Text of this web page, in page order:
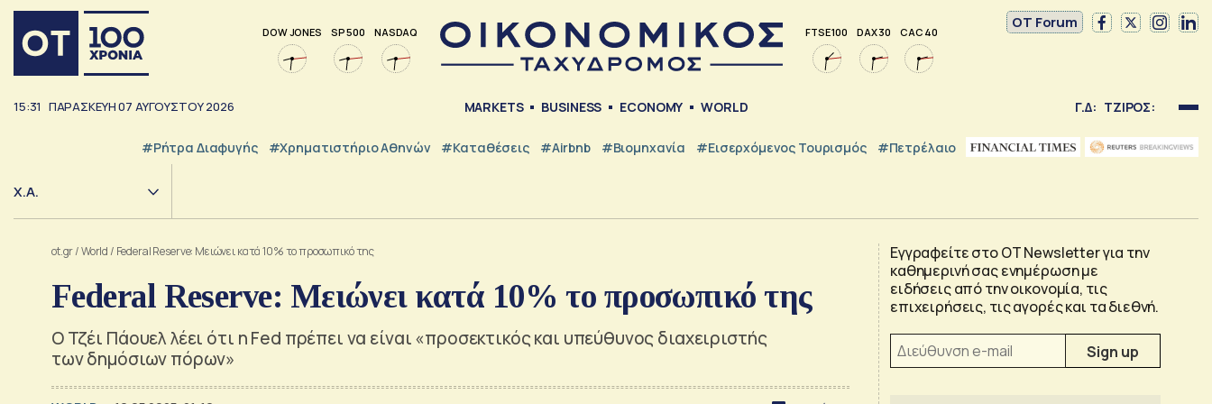
DOW JONES SP 500 NASDAQ FTSE 100 DAX 30 CAC 40
OT Forum
15:31 ΠΑΡΑΣΚΕΥΗ07 ΑΥΓΟΥΣΤΟΥ2026 MARKETS BUSINESS ECONOMY WORLD Γ.Δ: ΤΖΙΡΟΣ:
#ρήτρα Διαφυγής #Χρηματιστήριο Αθηνών #Καταθέσεις #Airbnb #Βιομηχανία #εισερχόμενος Τουρισμός #Πετρέλαιο
Χ.Α.
ot.gr/World / Federal Reserve: Μειώνει κατά 10% το προσωπικό της
Federal Reserve: Μειώνει κατά 10% το προσωπικό της
Ο Τζέι Πάουελ λέει ότι η Fed πρέπει να είναι «προσεκτικός και υπεύθυνος διαχειριστής
των δημόσιων πόρων»
Εγγραφείτε στο OT Newsletter για την
καθημερινή σας ενημέρωση με
ειδήσεις από την οικονομία, τις
επιχειρήσεις, τις αγορές και τα διεθνή.